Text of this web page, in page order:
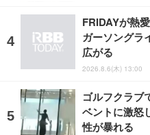
FRIDAYが熱
ガーソングラ
広がる
2026.8.6(木) 13:00
ゴルフクラブ
ベントに激怒
性が暴れる